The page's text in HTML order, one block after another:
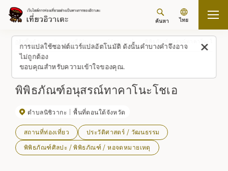
การแปลใช้ซอฟต์แวร์แปลอัตโนมัติ ดังนั้นคำบางคำจึงอาจ
ไม่ถูกต้อง
ขอบคุณสำหรับความเข้าใจของคุณ.
ค้นหา ไทย
กลับขึ้นด้านบน สถานที่/ประสบการณ์ (รายการ)
พิพิธภัณฑ์อนุสรณ์ทาคาโนะโชเอ
ตำบลนิชิวากะ พื้นที่ตอนใต้จังหวัด
สถานที่ท่องเที่ยว
ประวัติศาสตร์ / วัฒนธรรม
พิพิธภัณฑ์ศิลปะ / พิพิธภัณฑ์ / หอจดหมายเหตุ